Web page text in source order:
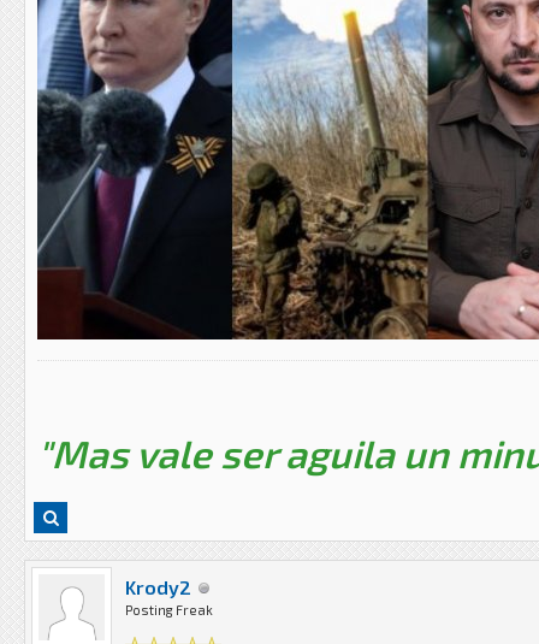
"Mas vale ser aguila un
Krody2
Posting Freak